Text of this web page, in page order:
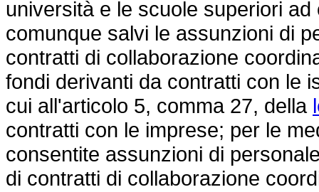
università e le scuole superiori
comunque salvi le assunzioni di
contratti di collaborazione
fondi derivanti da contratti con le
cui all'articolo 5, comma 27, della
contratti con le imprese; per le
consentite assunzioni di
di contratti di collaborazione